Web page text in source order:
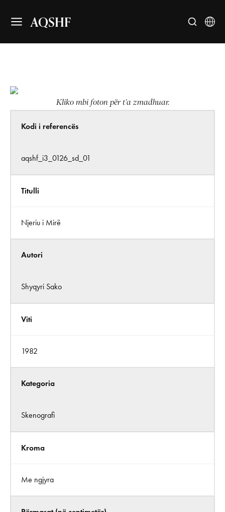
AQSHF
Kliko mbi foton për t’a zmadhuar.
Kodi i referencës
aqshf_i3_0126_sd_01
Titulli
Njeriu i Mirë
Autori
Shyqyri Sako
Viti
1982
Kategoria
Skenografi
Kroma
Me ngjyra